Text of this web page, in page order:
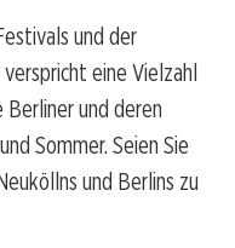
und der
eine Vielzahl
Berliner und deren
Sommer. Seien Sie
und Berlins zu